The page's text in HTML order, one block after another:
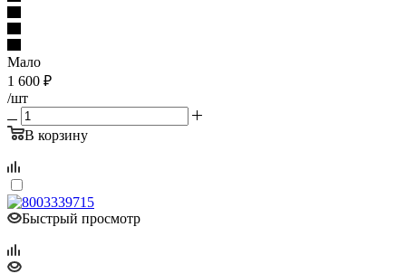
Мало
1 600 ₽
/шт
В корзину
Быстрый просмотр